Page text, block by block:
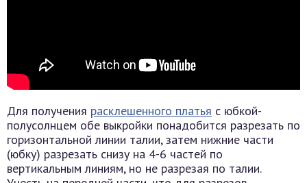
Для получения расклешенного платья с юбкой-
полусолнцем обе выкройки понадобится разрезать по
горизонтальной линии талии, затем нижние части
(юбку) разрезать снизу на 4-6 частей по
вертикальным линиям, но не разрезая по талии.